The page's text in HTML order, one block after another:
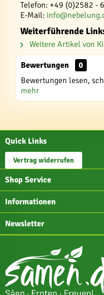
Telefon: +49 (0)2582 -
E-Mail:
Weiterführende
Weitere Artikel von
Bewertungen
0
Bewertungen lesen,
mehr
Quick Links
Vertrag widerrufen
Shop Service
Informationen
Newsletter